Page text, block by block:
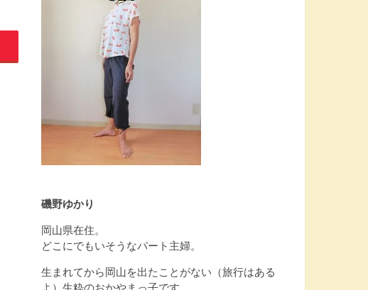
磯野ゆかり
岡山県在住。
どこにでもいそうなパート主婦。
生まれてから岡山を出たことがない（旅行はある